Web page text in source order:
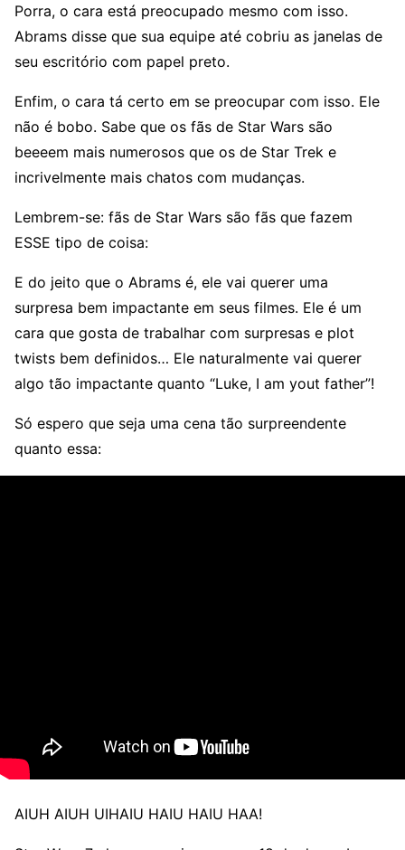
Porra, o cara está preocupado mesmo com isso.
Abrams disse que sua equipe até cobriu as janelas de
seu escritório com papel preto.
Enfim, o cara tá certo em se preocupar com isso. Ele
não é bobo. Sabe que os fãs de Star Wars são
beeeem mais numerosos que os de Star Trek e
incrivelmente mais chatos com mudanças.
Lembrem-se: fãs de Star Wars são fãs que fazem
ESSE tipo de coisa:
E do jeito que o Abrams é, ele vai querer uma
surpresa bem impactante em seus filmes. Ele é um
cara que gosta de trabalhar com surpresas e plot
twists bem definidos… Ele naturalmente vai querer
algo tão impactante quanto “Luke, I am yout father”!
Só espero que seja uma cena tão surpreendente
quanto essa:
AIUH AIUH UIHAIU HAIU HAIU HAA!